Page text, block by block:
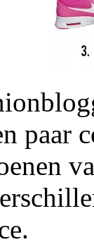
paar